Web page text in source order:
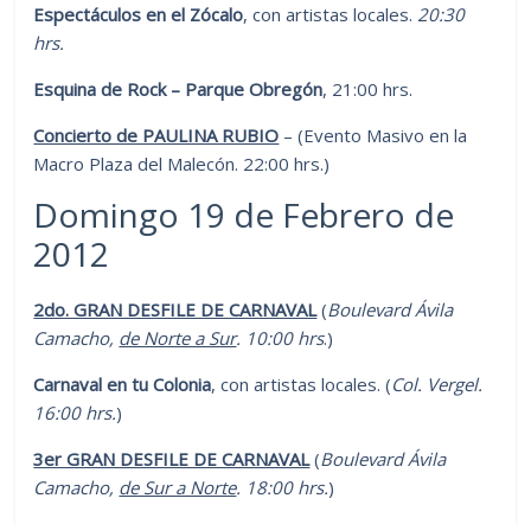
Espectáculos en el Zócalo, con artistas locales. 20:30
hrs.
Esquina de Rock – Parque Obregón, 21:00 hrs.
Concierto de PAULINA RUBIO – (Evento Masivo en la
Macro Plaza del Malecón. 22:00 hrs.)
Domingo 19 de Febrero de
2012
2do. GRAN DESFILE DE CARNAVAL(Boulevard Ávila
Camacho, de Norte a Sur. 10:00 hrs.)
Carnaval en tu Colonia, con artistas locales. (Col. Vergel.
16:00 hrs.)
3er GRAN DESFILE DE CARNAVAL(Boulevard Ávila
Camacho, de Sur a Norte. 18:00 hrs.)